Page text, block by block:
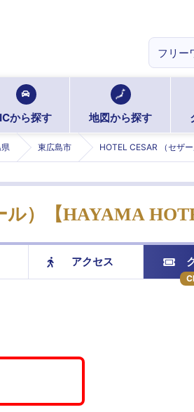
ICから探す 地図から探す
県 東広島市
）【HAYAMA
アクセス